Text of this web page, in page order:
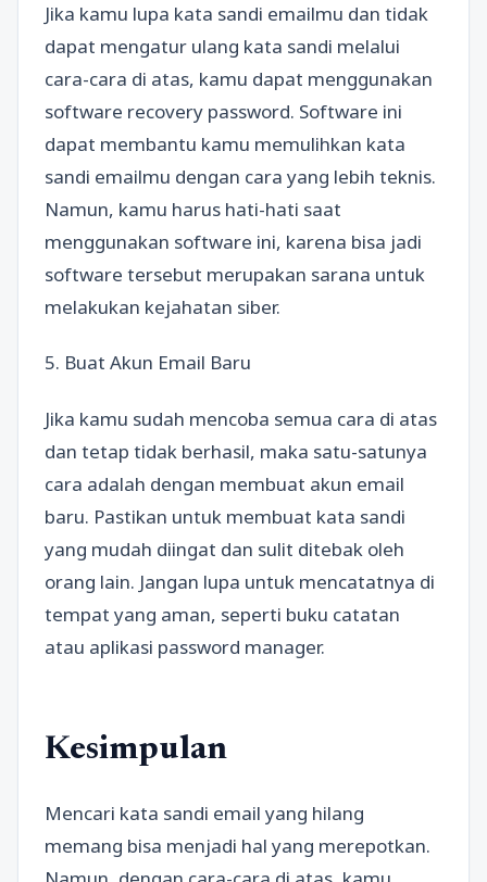
Jika kamu lupa kata sandi emailmu dan tidak
dapat mengatur ulang kata sandi melalui
cara-cara di atas, kamu dapat menggunakan
software recovery password. Software ini
dapat membantu kamu memulihkan kata
sandi emailmu dengan cara yang lebih teknis.
Namun, kamu harus hati-hati saat
menggunakan software ini, karena bisa jadi
software tersebut merupakan sarana untuk
melakukan kejahatan siber.
5. Buat Akun Email Baru
Jika kamu sudah mencoba semua cara di atas
dan tetap tidak berhasil, maka satu-satunya
cara adalah dengan membuat akun email
baru. Pastikan untuk membuat kata sandi
yang mudah diingat dan sulit ditebak oleh
orang lain. Jangan lupa untuk mencatatnya di
tempat yang aman, seperti buku catatan
atau aplikasi password manager.
Kesimpulan
Mencari kata sandi email yang hilang
memang bisa menjadi hal yang merepotkan.